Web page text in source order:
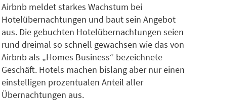
Airbnb meldet starkes Wachstum bei
Hotelübernachtungen und baut sein Angebot
aus. Die gebuchten Hotelübernachtungen seien
rund dreimal so schnell gewachsen wie das von
Airbnb als „Homes Business“ bezeichnete
Geschäft. Hotels machen bislang aber nur einen
einstelligen prozentualen Anteil aller
Übernachtungen aus.